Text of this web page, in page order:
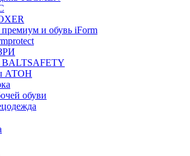
и обувь iForm
BALTSAFETY
АТОН
обуви